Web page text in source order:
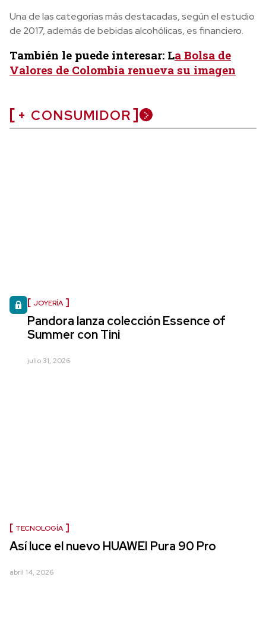
Una de las categorías más destacadas, según el estudio
de 2017, además de bebidas alcohólicas, es financiero.
También le puede interesar: La Bolsa de
Valores de Colombia renueva su imagen
+ CONSUMIDOR
JOYERÍA
Pandora lanza colección Essence of
Summer con Tini
julio 31, 2026
TECNOLOGÍA
Así luce el nuevo HUAWEI Pura 90 Pro
abril 14, 2026